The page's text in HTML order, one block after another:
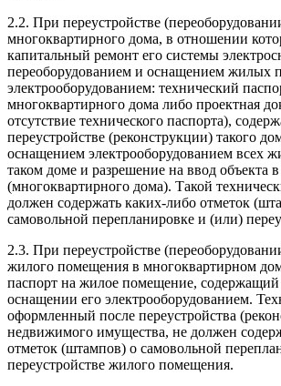
2.2. При переустройстве
многоквартирного дома, в отношении
капитальный ремонт его системы
переоборудованием и оснащением жилых
электрооборудованием: технический
многоквартирного дома либо проектная
отсутствие технического паспорта),
переустройстве (реконструкции) такого
оснащением электрооборудованием всех
таком доме и разрешение на ввод объекта
(многоквартирного дома). Такой
должен содержать каких-либо отметок
самовольной перепланировке и (или)
2.3. При переустройстве
жилого помещения в многоквартирном
паспорт на жилое помещение, содержащий
оснащении его электрооборудованием.
оформленный после переустройства
недвижимого имущества, не должен
отметок (штампов) о самовольной
переустройстве жилого помещения.